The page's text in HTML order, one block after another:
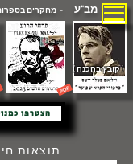
מב"ע - מחקרים
( קובץ בהכנה )
הצטרפו
תוצאות